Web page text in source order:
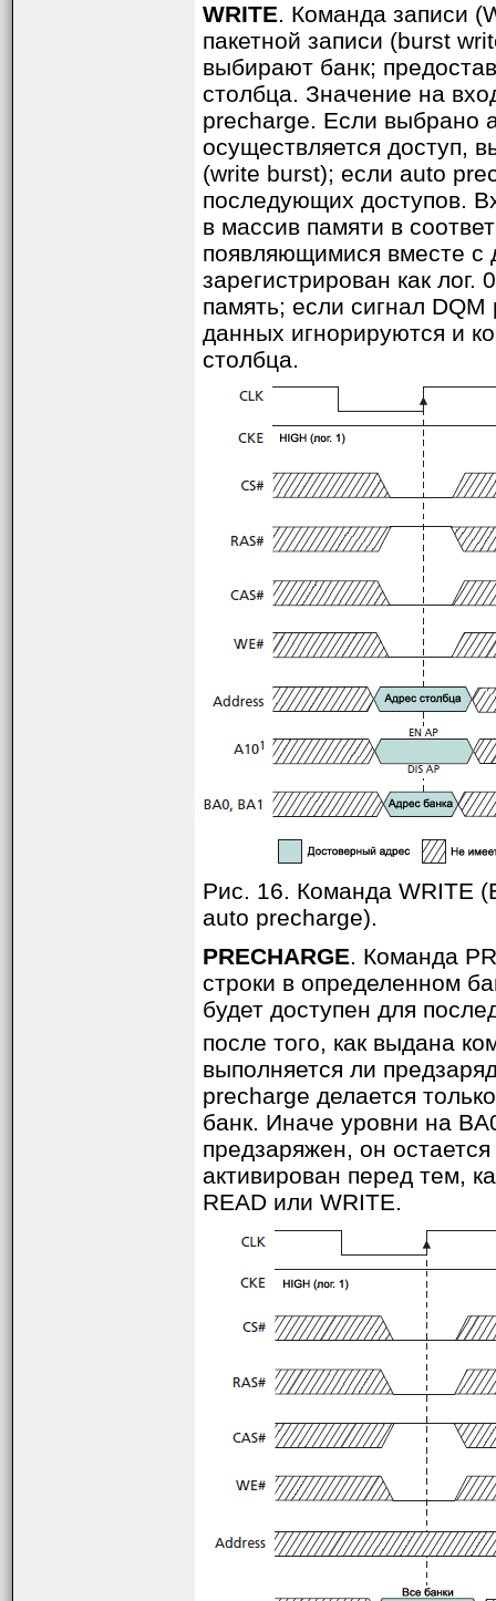
WRITE. Команда записи
пакетной записи (burst
выбирают банк;
столбца. Значение на
precharge. Если выбрано
осуществляется доступ,
(write burst); если auto
последующих доступов.
в массив памяти в
появляющимися вместе с
зарегистрирован как
память; если сигнал DQM
данных игнорируются и
столбца.
Рис. 16. Команда WRITE
auto precharge).
PRECHARGE. Команда
строки в определенном
будет доступен для
после того, как выдана
выполняется ли
precharge делается
банк. Иначе уровни на
предзаряжен, он
активирован перед тем,
READ или WRITE.